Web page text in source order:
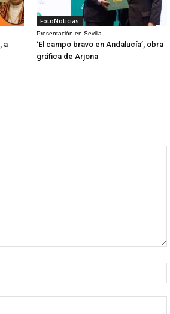
a
FotoNoticias
Presentación en Sevilla
‘El campo bravo en Andalucía’, obra
gráfica de Arjona